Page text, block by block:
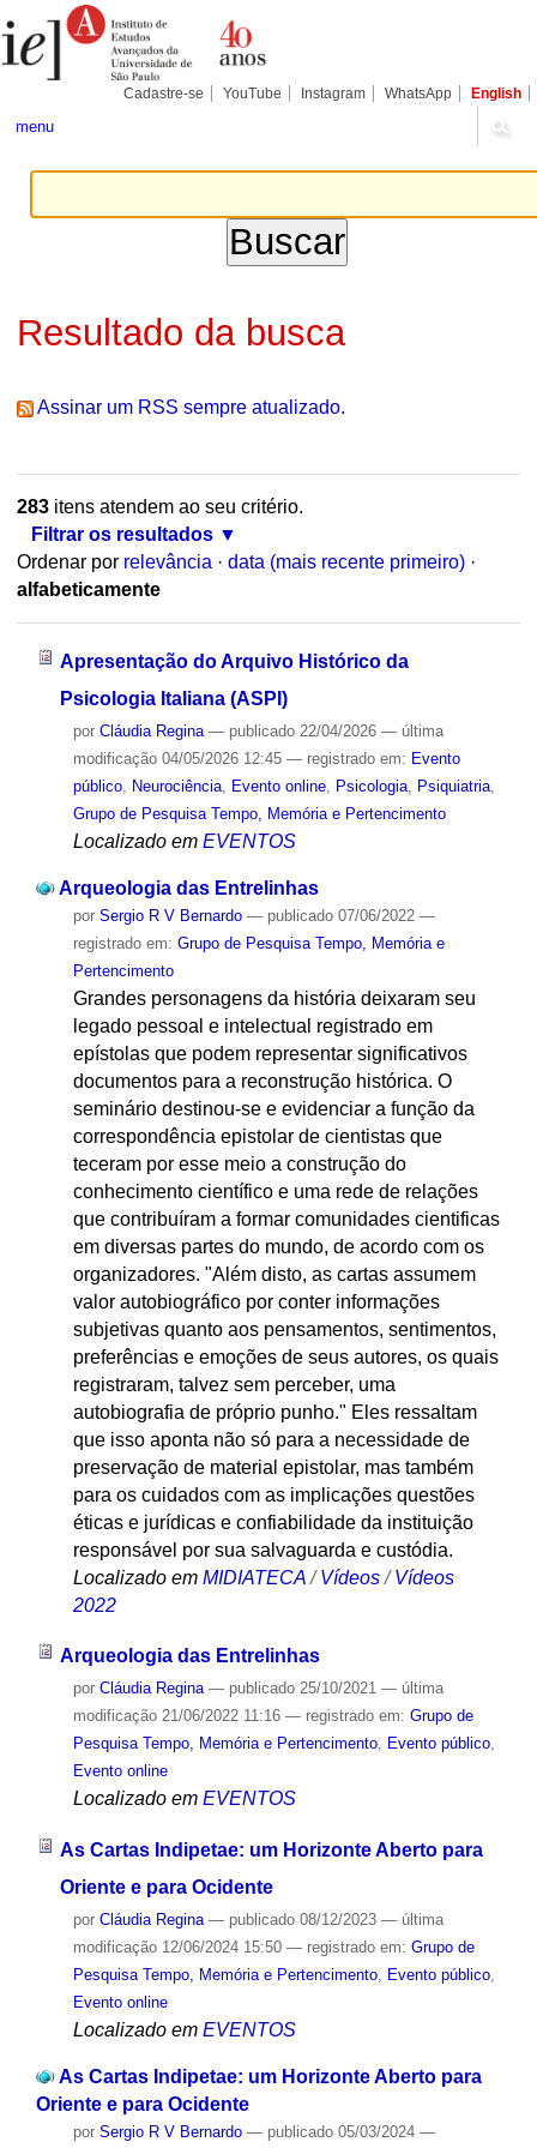
para
conteúdo.
Pessoais
Cadastre-se YouTube Instagram WhatsApp English
menu
Resultado da busca
Assinar um RSS sempre atualizado.
283itens atendem ao seu critério.
Filtrar os resultados
Ordenar por relevância · data (mais recente primeiro) ·
alfabeticamente
Apresentação do Arquivo Histórico da
Psicologia Italiana (ASPI)
por Cláudia Regina — publicado22/04/2026 — última
modificação04/05/2026 12:45 — registrado em: Evento
público, Neurociência, Evento online, Psicologia, Psiquiatria,
Grupo de Pesquisa Tempo, Memória e Pertencimento
Localizado em EVENTOS
Arqueologia das Entrelinhas
por Sergio R V Bernardo — publicado07/06/2022 —
registrado em: Grupo de Pesquisa Tempo, Memória e
Pertencimento
Grandes personagens da história deixaram seu
legado pessoal e intelectual registrado em
epístolas que podem representar significativos
documentos para a reconstrução histórica. O
seminário destinou-se e evidenciar a função da
correspondência epistolar de cientistas que
teceram por esse meio a construção do
conhecimento científico e uma rede de relações
que contribuíram a formar comunidades cientificas
em diversas partes do mundo, de acordo com os
organizadores. "Além disto, as cartas assumem
valor autobiográfico por conter informações
subjetivas quanto aos pensamentos, sentimentos,
preferências e emoções de seus autores, os quais
registraram, talvez sem perceber, uma
autobiografia de próprio punho." Eles ressaltam
que isso aponta não só para a necessidade de
preservação de material epistolar, mas também
para os cuidados com as implicações questões
éticas e jurídicas e confiabilidade da instituição
responsável por sua salvaguarda e custódia.
Localizado em MIDIATECA /Vídeos /Vídeos
2022
Arqueologia das Entrelinhas
por Cláudia Regina — publicado25/10/2021 — última
modificação21/06/2022 11:16 — registrado em: Grupo de
Pesquisa Tempo, Memória e Pertencimento, Evento público,
Evento online
Localizado em EVENTOS
As Cartas Indipetae: um Horizonte Aberto para
Oriente e para Ocidente
por Cláudia Regina — publicado08/12/2023 — última
modificação12/06/2024 15:50 — registrado em: Grupo de
Pesquisa Tempo, Memória e Pertencimento, Evento público,
Evento online
Localizado em EVENTOS
As Cartas Indipetae: um Horizonte Aberto para
Oriente e para Ocidente
por Sergio R V Bernardo — publicado05/03/2024 —